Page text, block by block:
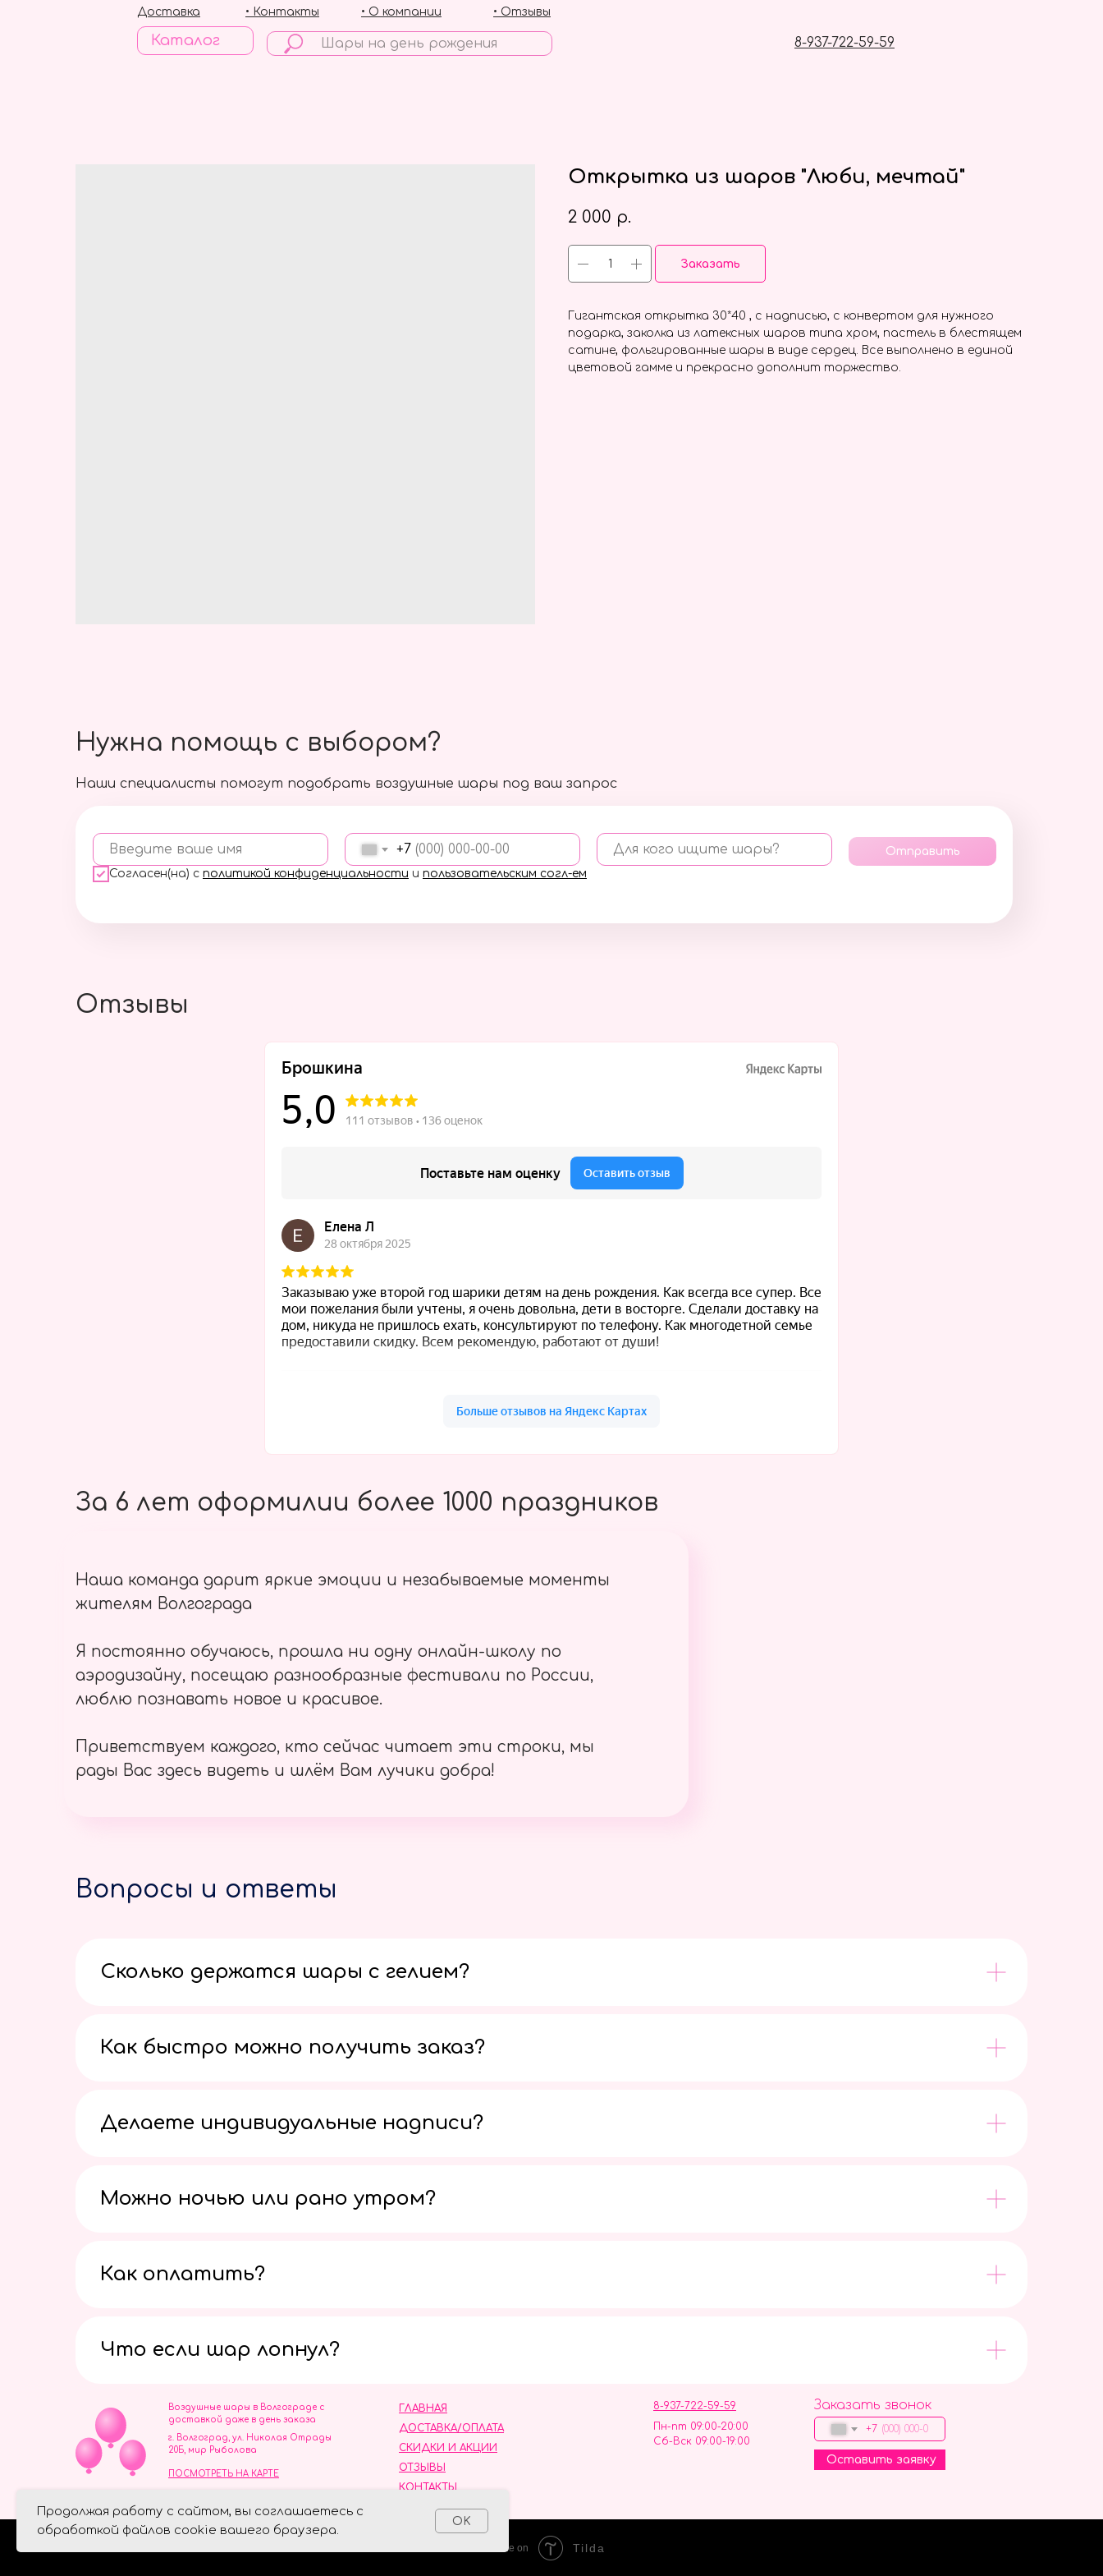
Каталог 8-937-722-59-59
• Отзывы
• О компании
• Контакты
Доставка
Открытка из шаров "Люби, мечтай"
2 000 р.
Заказать
Гигантская открытка 30*40 , с надписью, с конвертом для нужного
подарка, заколка из латексных шаров типа хром, пастель в блестящем
сатине, фольгированные шары в виде сердец. Все выполнено в единой
цветовой гамме и прекрасно дополнит торжество.
Наши специалисты помогут подобрать воздушные шары под ваш запрос
Введите ваше имя +7 Для кого ищите шары?
Согласен(на) с политикой конфиденциальности и пользовательским согл-ем
Отправить
Нужна помощь с выбором?
Продолжая работу с сайтом, вы соглашаетесь с
обработкой файлов cookie вашего браузера.
OK
Отзывы
За 6 лет оформилии более 1000 праздников
Наша команда дарит яркие эмоции и незабываемые моменты
жителям Волгограда
Я постоянно обучаюсь, прошла ни одну онлайн-школу по
аэродизайну, посещаю разнообразные фестивали по России,
люблю познавать новое и красивое.
Приветствуем каждого, кто сейчас читает эти строки, мы
рады Вас здесь видеть и шлём Вам лучики добра!
Вопросы и ответы
Сколько держатся шары с гелием?
Как быстро можно получить заказ?
Делаете индивидуальные надписи?
Можно ночью или рано утром?
Как оплатить?
Что если шар лопнул?
ОТЗЫВЫ
ГЛАВНАЯ
ДОСТАВКА/ОПЛАТА
СКИДКИ И АКЦИИ
КОНТАКТЫ
8-937-722-59-59
Пн-пт 09:00-20:00
Сб-Вск 09:00-19:00
Воздушные шары в Волгограде с
доставкой даже в день заказа
Заказать звонок
+7
Оставить заявку
г. Волгоград, ул. Николая Отрады
20Б, мир Рыболова
ПОСМОТРЕТЬ НА КАРТЕ
ИНН 344110093739
Политика обработки персональных данных
Made on Tilda